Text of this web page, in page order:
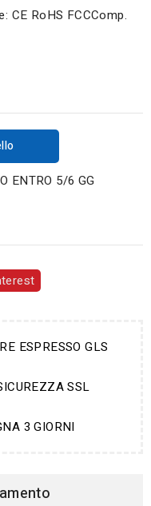
CE RoHS FCCComp.
ENTRO 5/6 GG
ESPRESSO GLS
SSL
3 GIORNI